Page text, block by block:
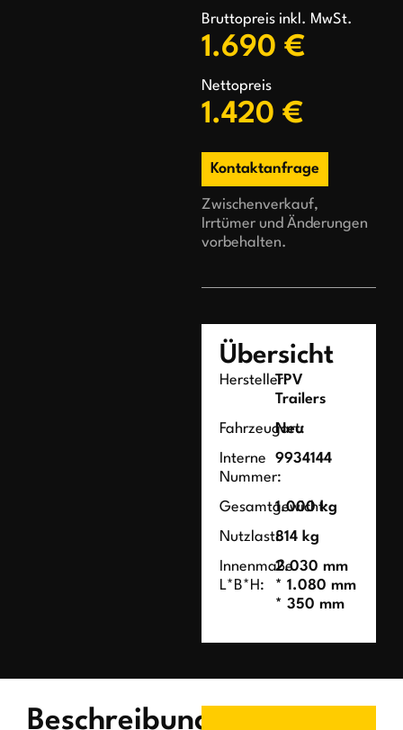
Bruttopreis inkl. MwSt.
1.690 €
Nettopreis
1.420 €
Kontaktanfrage
Zwischenverkauf,
Irrtümer und Änderungen
vorbehalten.
Übersicht
Hersteller:TPV
Trailers
Fahrzeugart:
Neu
Interne
Nummer:
9934144
Gesamtgewicht:
1.000 kg
Nutzlast:814 kg
Innenmaße
L*B*H:
2.030 mm
* 1.080 mm
* 350 mm
Beschreibung